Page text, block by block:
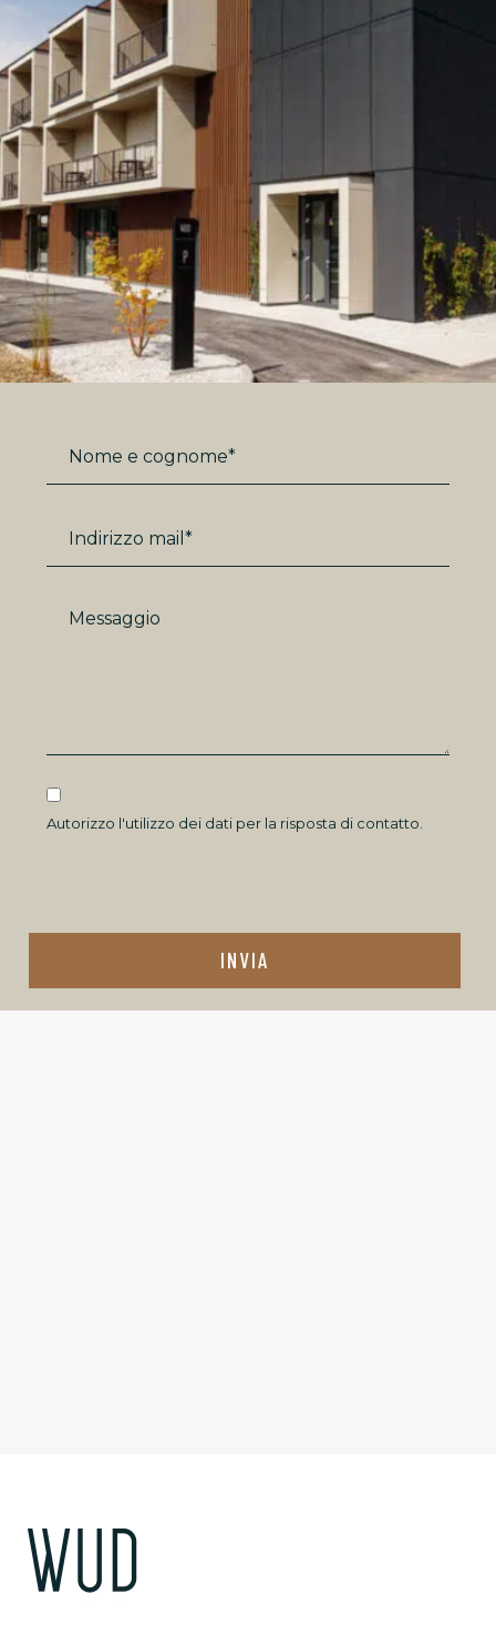
Autorizzo l'utilizzo dei dati per la risposta di contatto.